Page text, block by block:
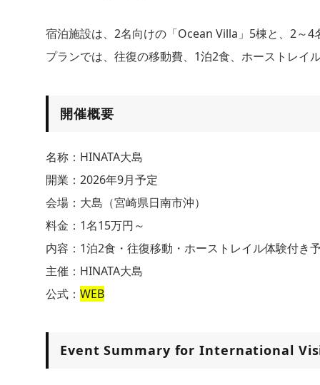
宿泊施設は、2名向けの「Ocean Villa」5棟と、2～
プランでは、往復の移動費、1泊2食、ホーストレイ
開催概要
名称：HINATA大島
開業：2026年9月予定
会場：大島（宮崎県日南市沖）
料金：1名15万円～
内容：1泊2食・往復移動・ホーストレイル体験付き
主催：HINATA大島
公式： WEB
Event Summary for International